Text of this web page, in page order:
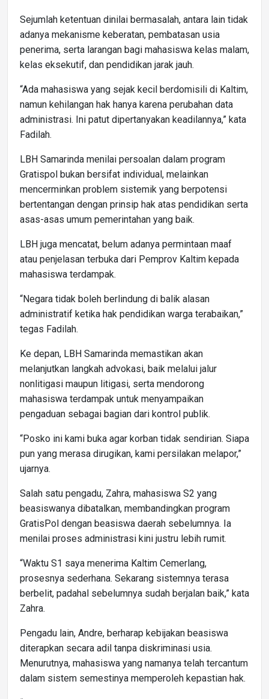
Sejumlah ketentuan dinilai bermasalah, antara lain tidak
adanya mekanisme keberatan, pembatasan usia
penerima, serta larangan bagi mahasiswa kelas malam,
kelas eksekutif, dan pendidikan jarak jauh.
“Ada mahasiswa yang sejak kecil berdomisili di Kaltim,
namun kehilangan hak hanya karena perubahan data
administrasi. Ini patut dipertanyakan keadilannya,” kata
Fadilah.
LBH Samarinda menilai persoalan dalam program
Gratispol bukan bersifat individual, melainkan
mencerminkan problem sistemik yang berpotensi
bertentangan dengan prinsip hak atas pendidikan serta
asas-asas umum pemerintahan yang baik.
LBH juga mencatat, belum adanya permintaan maaf
atau penjelasan terbuka dari Pemprov Kaltim kepada
mahasiswa terdampak.
“Negara tidak boleh berlindung di balik alasan
administratif ketika hak pendidikan warga terabaikan,”
tegas Fadilah.
Ke depan, LBH Samarinda memastikan akan
melanjutkan langkah advokasi, baik melalui jalur
nonlitigasi maupun litigasi, serta mendorong
mahasiswa terdampak untuk menyampaikan
pengaduan sebagai bagian dari kontrol publik.
“Posko ini kami buka agar korban tidak sendirian. Siapa
pun yang merasa dirugikan, kami persilakan melapor,”
ujarnya.
Salah satu pengadu, Zahra, mahasiswa S2 yang
beasiswanya dibatalkan, membandingkan program
GratisPol dengan beasiswa daerah sebelumnya. Ia
menilai proses administrasi kini justru lebih rumit.
“Waktu S1 saya menerima Kaltim Cemerlang,
prosesnya sederhana. Sekarang sistemnya terasa
berbelit, padahal sebelumnya sudah berjalan baik,” kata
Zahra.
Pengadu lain, Andre, berharap kebijakan beasiswa
diterapkan secara adil tanpa diskriminasi usia.
Menurutnya, mahasiswa yang namanya telah tercantum
dalam sistem semestinya memperoleh kepastian hak.